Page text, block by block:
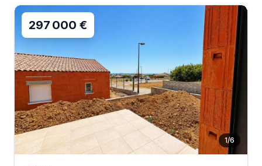
1/6
297 000 €